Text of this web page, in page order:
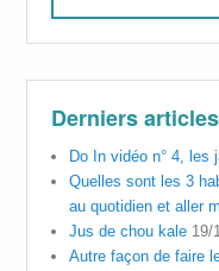
Derniers articles
Do In vidéo n° 4, les
Quelles sont les 3
au quotidien et aller
Jus de chou kale 19/
Autre façon de faire